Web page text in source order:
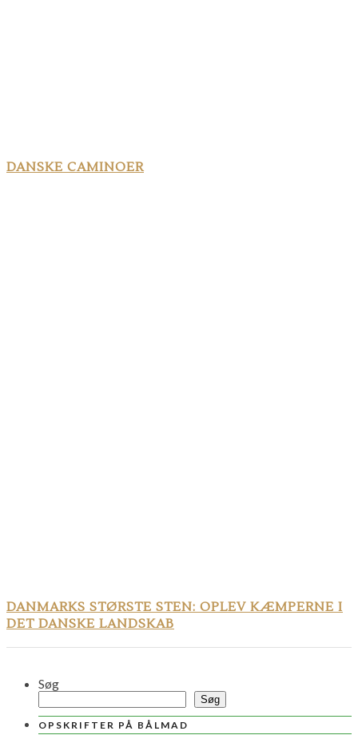
DANSKE CAMINOER
DANMARKS STØRSTE STEN: OPLEV KÆMPERNE I
DET DANSKE LANDSKAB
Søg
Søg
OPSKRIFTER PÅ BÅLMAD